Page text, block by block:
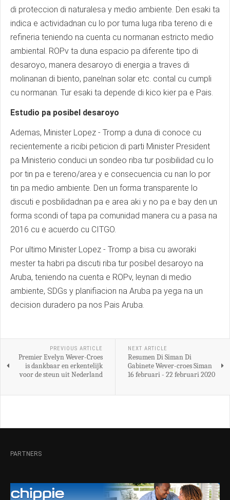
di proteccion di naturalesa y medio ambiente. Den esaki ta
indica e actividadnan cu lo por tuma luga riba tereno di e
refineria teniendo na cuenta cu normanan estricto medio
ambiental. ROPv ta duna espacio pa diferente tipo di
desaroyo, manera desaroyo di energia a traves di
molinanan di biento, panelnan solar etc. contal cu cumpli
cu normanan. Tur esaki ta depende di kico kier pa e Pais.
Estudio pa posibel desaroyo
Ademas, Minister Lopez - Tromp a duna di conoce cu
recientemente a ricibi peticion di parti Minister President
pa Ministerio conduci un sondeo riba tur posibilidad cu lo
por tin pa e tereno/area y e consecuencia cu nan lo por
tin pa medio ambiente. Den un forma transparente lo
discuti e posbilidadnan pa e area aki y no pa e bay den un
forma scondi of tapa pa comunidad manera cu a pasa na
2016 cu e acuerdo cu CITGO.
Por ultimo Minister Lopez - Tromp a bisa cu aworaki
mester ta habri pa discuti riba tur posibel desaroyo na
Aruba, teniendo na cuenta e ROPv, leynan di medio
ambiente, SDGs y planifiacion na Aruba pa yega na un
decision duradero pa nos Pais Aruba.
PREVIOUS ARTICLE
Premier Evelyn Wever-Croes
is dankbaar en erkentelijk
voor de steun uit Nederland
NEXT ARTICLE
Resumen Di Siman Di
Gabinete Wever-croes Siman
16 februari - 22 februari 2020
PARTNERS